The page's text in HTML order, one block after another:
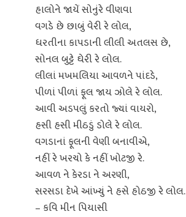
હાલોને જાયેં સોનુંરે વીણવા
વગડે છે છાબું વેરી રે લોલ,
ધરતીના કાપડાની લીલી અતલસ છે,
સોનલ બુટ્ટે ઘેરી રે લોલ.
લીલાં મખમલિયા આવળને પાંદડે,
પીળાં પીળાં ફૂલ જાય ઝોલે રે લોલ.
આવી અડપલું કરતો જ્યાં વાયરો,
હસી હસી મીઠડું ડોલે રે લોલ.
વગડાનાં ફૂલની વેણી બનાવીએ,
નહીં રે ખરચો કે નહીં ખોટજી રે.
આવળ ને કેરડા ને અરણી,
સરસડા દેખે આંખ્યું ને હસે હોઠજી રે લોલ.
– કવિ મીન પિયાસી